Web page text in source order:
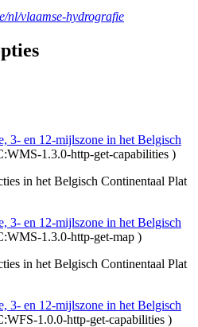
nl/vlaamse-hydrografie
3- en 12-mijlszone in het Belgisch
1.3.0-http-get-capabilities )
in het Belgisch Continentaal Plat
3- en 12-mijlszone in het Belgisch
1.3.0-http-get-map )
in het Belgisch Continentaal Plat
3- en 12-mijlszone in het Belgisch
1.0.0-http-get-capabilities )